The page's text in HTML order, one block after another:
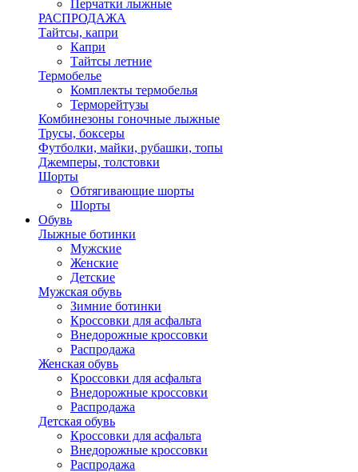
Перчатки лыжные
РАСПРОДАЖА
Тайтсы, капри
Капри
Тайтсы летние
Термобелье
Комплекты термобелья
Терморейтузы
Комбинезоны гоночные лыжные
Трусы, боксеры
Футболки, майки, рубашки, топы
Джемперы, толстовки
Шорты
Обтягивающие шорты
Шорты
Обувь
Лыжные ботинки
Мужские
Женские
Детские
Мужская обувь
Зимние ботинки
Кроссовки для асфальта
Внедорожные кроссовки
Распродажа
Женская обувь
Кроссовки для асфальта
Внедорожные кроссовки
Распродажа
Детская обувь
Кроссовки для асфальта
Внедорожные кроссовки
Распродажа